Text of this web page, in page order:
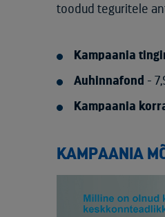
toodud teguritele
Kampaania
Auhinnafond -
Kampaania
KAMPAANIA